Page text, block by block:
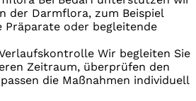
der Darmflora, zum Beispiel
Präparate oder begleitende
Wir begleiten Sie
Zeitraum, überprüfen den
die Maßnahmen individuell